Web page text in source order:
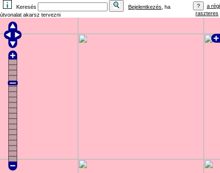
Keresés Bejelentkezés , ha
útvonalat akarsz tervezni
a régi
raszteres